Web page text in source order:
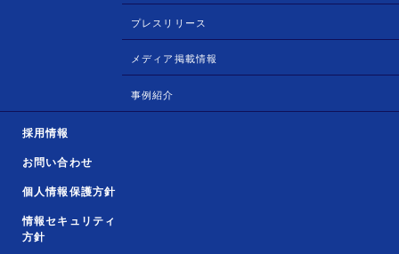
プレスリリース
メディア掲載情報
事例紹介
採用情報
お問い合わせ
個人情報保護方針
情報セキュリティ
方針